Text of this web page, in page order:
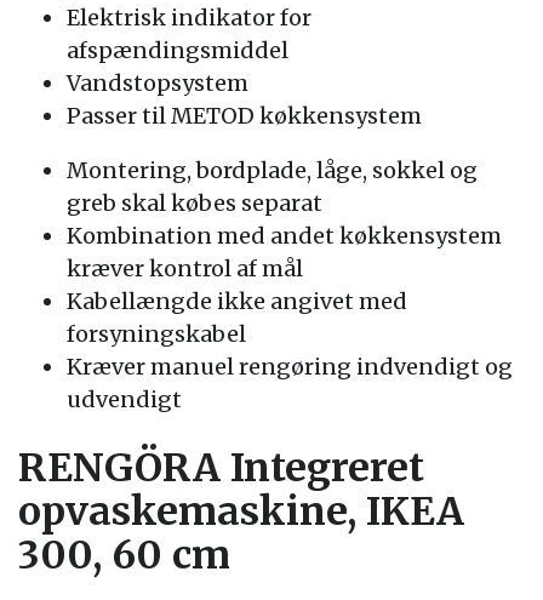
Elektrisk indikator for
afspændingsmiddel
Vandstopsystem
Passer til METOD køkkensystem
Montering, bordplade, låge, sokkel og
greb skal købes separat
Kombination med andet køkkensystem
kræver kontrol af mål
Kabellængde ikke angivet med
forsyningskabel
Kræver manuel rengøring indvendigt og
udvendigt
RENGÖRA Integreret
opvaskemaskine, IKEA
300, 60 cm